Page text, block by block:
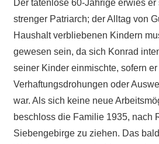
Der tatenlose 60-Jährige erwies
strenger Patriarch; der Alltag von
Haushalt verbliebenen Kindern
gewesen sein, da sich Konrad
seiner Kinder einmischte, sofern
Verhaftungsdrohungen oder
war. Als sich keine neue
beschloss die Familie 1935, nach
Siebengebirge zu ziehen. Das